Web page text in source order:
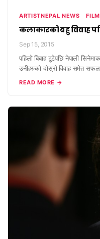
ARTISTNEPAL NEWS
कलाकारको बहु विवाह
Sep 15, 2015
पहिलो बिबाह टुटेपछि नेपाली
उनीहरुको दोस्रो विवाह समेत
READ MORE →